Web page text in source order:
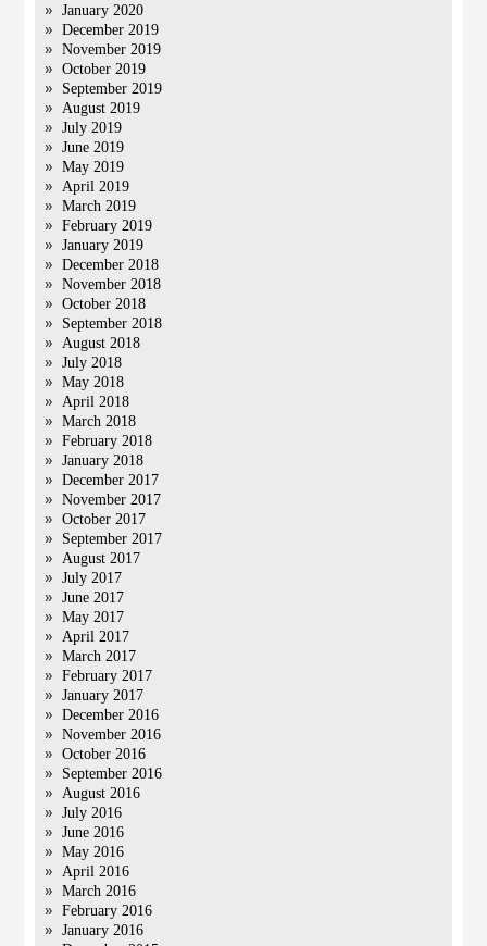
January 2020
December 2019
November 2019
October 2019
September 2019
August 2019
July 2019
June 2019
May 2019
April 2019
March 2019
February 2019
January 2019
December 2018
November 2018
October 2018
September 2018
August 2018
July 2018
May 2018
April 2018
March 2018
February 2018
January 2018
December 2017
November 2017
October 2017
September 2017
August 2017
July 2017
June 2017
May 2017
April 2017
March 2017
February 2017
January 2017
December 2016
November 2016
October 2016
September 2016
August 2016
July 2016
June 2016
May 2016
April 2016
March 2016
February 2016
January 2016